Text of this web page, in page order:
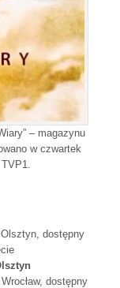
– magazynu
w czwartek
dostępny
dostępny